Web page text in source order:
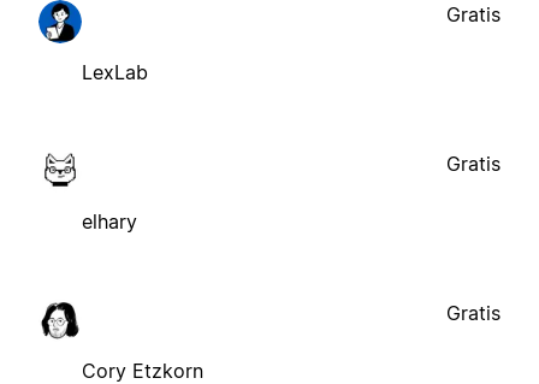
LexLab
Gratis
elhary
Gratis
Cory Etzkorn
Gratis